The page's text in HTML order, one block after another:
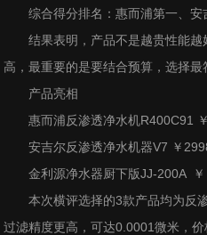
综合得分排名：惠而浦第一、安
结果表明，产品不是越贵性能
高，最重要的是要结合预算，选择最
产品亮相
惠而浦反渗透净水机R400C91
安吉尔反渗透净水机器V7 ￥
金利源净水器厨下版JJ-200A
本次横评选择的3款产品均为反
过滤精度更高，可达0.0001微米，